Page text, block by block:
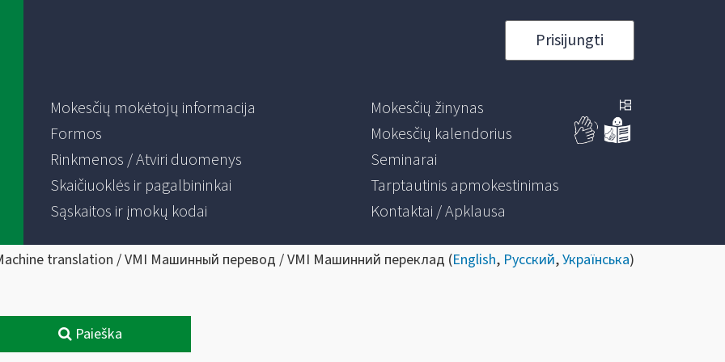
Prisijungti
Mokesčių mokėtojų informacija
Formos
Rinkmenos / Atviri duomenys
Skaičiuoklės ir pagalbininkai
Sąskaitos ir įmokų kodai
Mokesčių žinynas
Mokesčių kalendorius
Seminarai
Tarptautinis apmokestinimas
Kontaktai / Apklausa
translation / VMI Машинный перевод / VMI Машинний переклад (English, Русский,Українська)
Paieška